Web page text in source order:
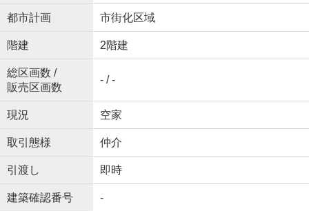
都市計画 市街化区域
階建 2階建
総区画数 /
販売区画数
- / -
現況 空家
取引態様 仲介
引渡し 即時
建築確認番号 -